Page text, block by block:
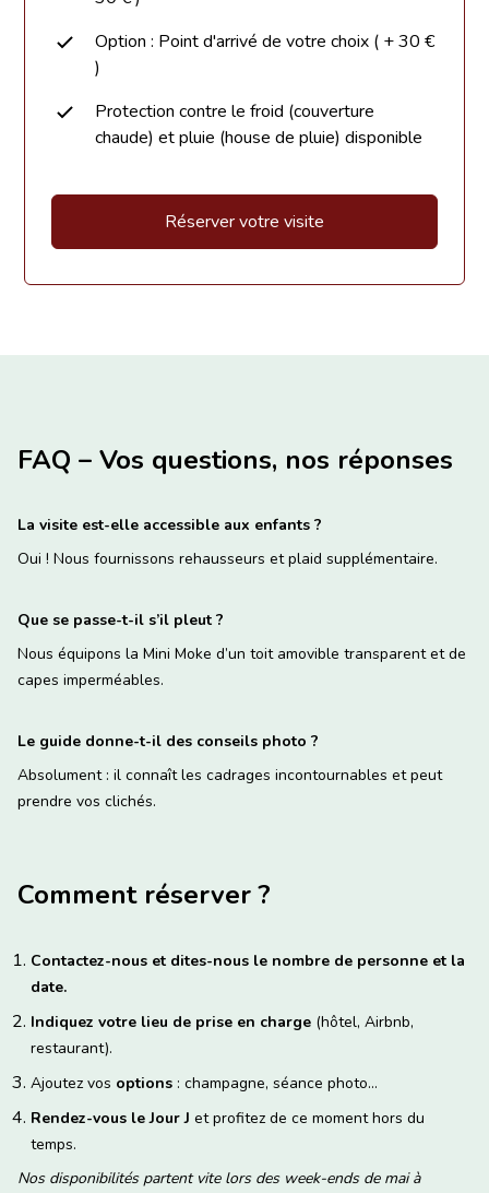
Option : Point d'arrivé de votre choix ( + 30 €
)
Protection contre le froid (couverture
chaude) et pluie (house de pluie) disponible
Réserver votre visite
FAQ – Vos questions, nos réponses
La visite est-elle accessible aux enfants ?
Oui ! Nous fournissons rehausseurs et plaid supplémentaire.
Que se passe-t-il s’il pleut ?
Nous équipons la Mini Moke d’un toit amovible transparent et de
capes imperméables.
Le guide donne-t-il des conseils photo ?
Absolument : il connaît les cadrages incontournables et peut
prendre vos clichés.
Comment réserver ?
Contactez-nous et dites-nous le nombre de personne et la
date.
Indiquez votre lieu de prise en charge (hôtel, Airbnb,
restaurant).
Ajoutez vos options : champagne, séance photo...
Rendez-vous le Jour J et profitez de ce moment hors du
temps.
Nos disponibilités partent vite lors des week-ends de mai à